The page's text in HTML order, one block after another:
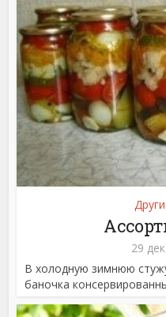
29
В холодную зимнюю
баночка